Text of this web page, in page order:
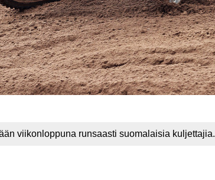
viikonloppuna runsaasti suomalaisia kuljettajia.